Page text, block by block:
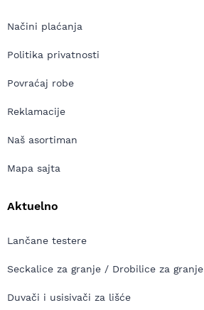
Načini plaćanja
Politika privatnosti
Povraćaj robe
Reklamacije
Naš asortiman
Mapa sajta
Aktuelno
Lančane testere
Seckalice za granje / Drobilice za granje
Duvači i usisivači za lišće